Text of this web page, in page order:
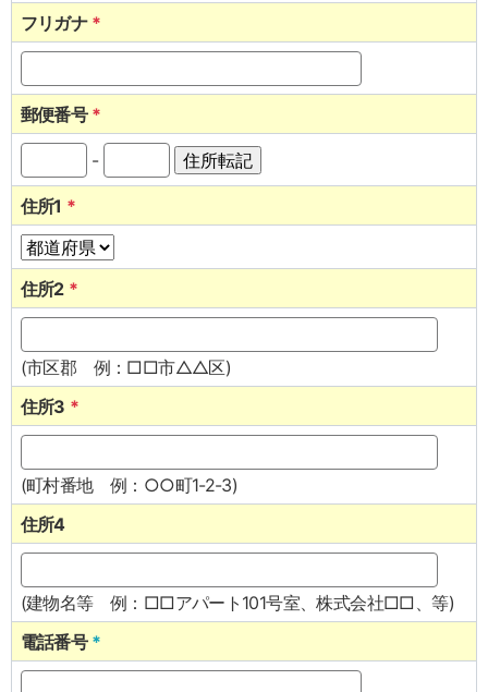
フリガナ *
郵便番号 *
-
住所1 *
住所2 *
(市区郡 例：□□市△△区)
住所3 *
(町村番地 例：○○町1-2-3)
住所4
(建物名等 例：□□アパート101号室、株式会社□□、等)
電話番号 *